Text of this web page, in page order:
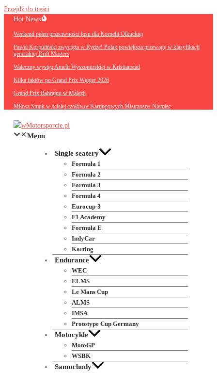
Przejdź do treści
Hot News
Weekend pełen przeciwności losu dla Kornelii Olkuckiej
Paweł Korpuliński zwycięża w Rydze! Polak powiększa przewagę w klasyfikacji
generalnej Drift Masters
Waleczny występ Amelii Wyszomirskiej w Kristianstad
Kilka faktów po Grand Prix Węgier 2026
Grand Prix Bahrajnu w Malezji
Miłosz Smuk w ścisłej czołówce Kartingowych Mistrzostw Niemiec
Menu
Single seatery
Formuła 1
Formuła 2
Formuła 3
Formuła 4
Eurocup-3
F1 Academy
Formuła E
IndyCar
Karting
Endurance
WEC
ELMS
Le Mans Cup
ALMS
IMSA
Prototype Cup Germany
Motocykle
MotoGP
WSBK
Samochody